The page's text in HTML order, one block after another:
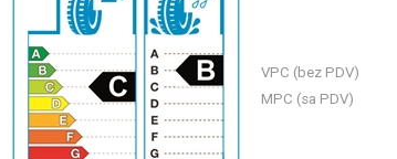
VPC (bez PDV)
MPC (sa PDV)